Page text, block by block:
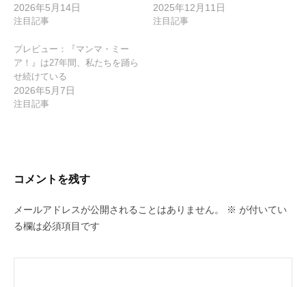
2026年5月14日
注目記事
2025年12月11日
注目記事
プレビュー：『マンマ・ミー
ア！』は27年間、私たちを踊ら
せ続けている
2026年5月7日
注目記事
コメントを残す
メールアドレスが公開されることはありません。 ※ が付いてい
る欄は必須項目です